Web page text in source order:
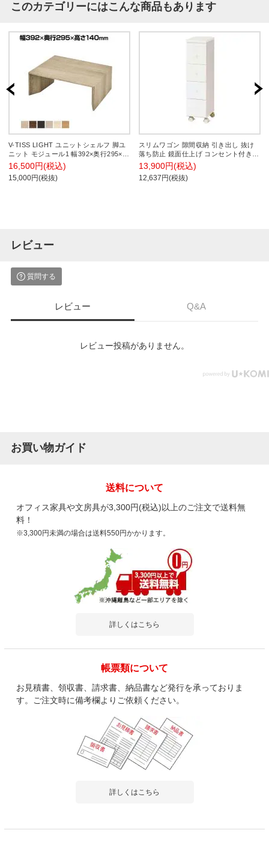
このカテゴリーにはこんな商品もあります
V-TISS LIGHT ユニットシェルフ 脚ユ
ニット モジュール1 幅392×奥行295×高
さ140mm
16,500円(税込)
15,000円(税抜)
スリムワゴン 隙間収納 引き出し 抜け
落ち防止 鏡面仕上げ コンセント付き
配線穴 幅200×奥行310×高さ790mm
13,900円(税込)
12,637円(税抜)
レビュー
質問する
レビュー Q&A
レビュー投稿がありません。
お買い物ガイド
送料について
オフィス家具や文房具が3,300円(税込)以上のご注文で送料無
料！
※3,300円未満の場合は送料550円かかります。
詳しくはこちら
帳票類について
お見積書、領収書、請求書、納品書など発行を承っておりま
す。ご注文時に備考欄よりご依頼ください。
詳しくはこちら